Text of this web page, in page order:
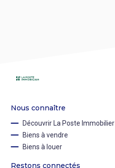
Nous connaître
Découvrir La Poste Immobilier
Biens à vendre
Biens à louer
Restons connectés